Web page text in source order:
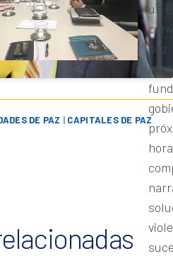
un
DE PAZ | CAPITALES DE PAZ